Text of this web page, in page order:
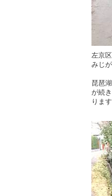
左京
みじ
琵琶
が続
ります